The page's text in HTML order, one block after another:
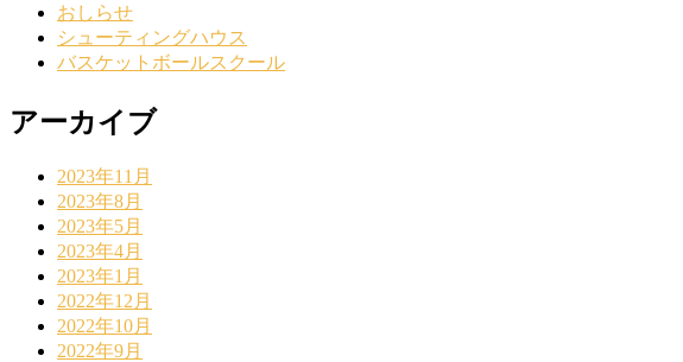
おしらせ
シューティングハウス
バスケットボールスクール
アーカイブ
2023年11月
2023年8月
2023年5月
2023年4月
2023年1月
2022年12月
2022年10月
2022年9月